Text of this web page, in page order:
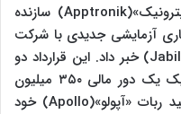
شرکت «اپترونیک»(Apptronik) سازنده
آزمایشی جدیدی با شرکت
خدمات الکترونیک آمریکایی «جابیل»(Jabil) خبر داد. این قرارداد دو
هفته پس از آن منعقد شد که اپترونیک یک دور مالی ۳۵۰ میلیون
دلاری سری A را با هدف افزایش تولید ربات «آپولو»(Apollo) خود